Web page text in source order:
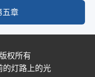
五章
权所有
的灯路上的光